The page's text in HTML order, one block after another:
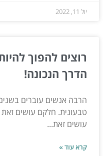
יול 11, 2022
רוצים להפוך
הדרך הנכונה!
הרבה אנשים עוברים
טבעונית. חלקם עושים זאת
עושים זאת...
קרא עוד »